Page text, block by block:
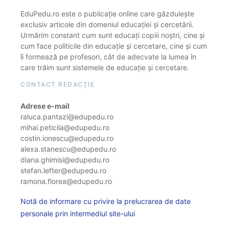
EduPedu.ro este o publicație online care găzduiește
exclusiv articole din domeniul educației și cercetării.
Urmărim constant cum sunt educați copiii noștri, cine și
cum face politicile din educație și cercetare, cine și cum
îi formează pe profesori, cât de adecvate la lumea în
care trăim sunt sistemele de educație și cercetare.
CONTACT REDACȚIE
Adrese e-mail
raluca.pantazi@edupedu.ro
mihai.peticila@edupedu.ro
costin.ionescu@edupedu.ro
alexa.stanescu@edupedu.ro
diana.ghimisi@edupedu.ro
stefan.lefter@edupedu.ro
ramona.florea@edupedu.ro
Notă de informare cu privire la prelucrarea de date
personale prin intermediul site-ului